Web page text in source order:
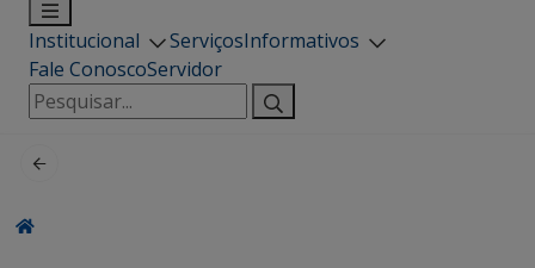
Institucional ServiçosInformativos
Fale ConoscoServidor
Pesquisar
por: